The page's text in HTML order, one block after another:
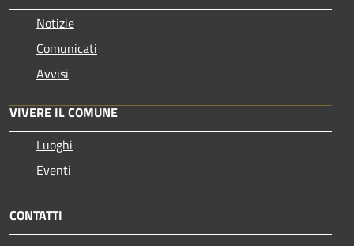
Notizie
Comunicati
Avvisi
VIVERE IL COMUNE
Luoghi
Eventi
CONTATTI